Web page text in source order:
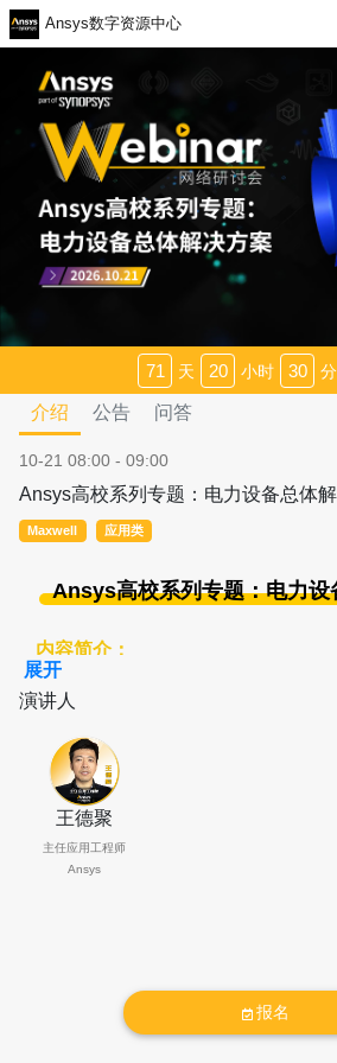
Ansys数字资源中心
报名
71 天 20 小时 30 分
介绍 公告 问答
10-21 08:00 - 09:00
Ansys高校系列专题：电力设备总体
Maxwell 应用类
Ansys高校系列专题：电力设
内容简介：
1、基于Ansys Maxwell、
关键场景：
绕组涡流损耗与磁路优化、绝缘电
结构仿真：
应分析、长期运行疲劳寿命预测；
器油流散热优化、流场 - 温度场耦合
3、将仿真嵌入电力设备研发全流程
展开
演讲人
王德聚
主任应用工程师
Ansys